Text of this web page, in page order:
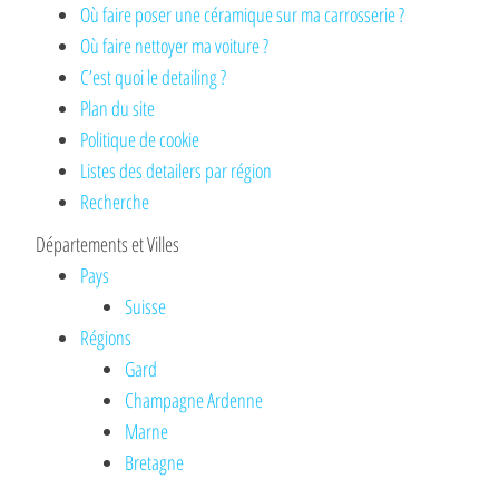
Où faire poser une céramique sur ma carrosserie ?
Où faire nettoyer ma voiture ?
C’est quoi le detailing ?
Plan du site
Politique de cookie
Listes des detailers par région
Recherche
Départements et Villes
Pays
Suisse
Régions
Gard
Champagne Ardenne
Marne
Bretagne